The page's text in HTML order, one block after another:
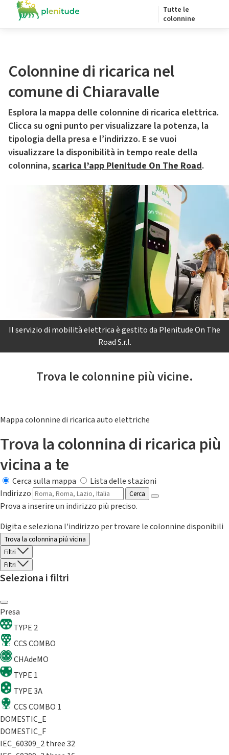
Tutte le
colonnine
Colonnine di ricarica nel
comune di Chiaravalle
Esplora la mappa delle colonnine di ricarica elettrica.
Clicca su ogni punto per visualizzare la potenza, la
tipologia della presa e l’indirizzo. E se vuoi
visualizzare la disponibilità in tempo reale della
colonnina, scarica l’app Plenitude On The Road.
Il servizio di mobilità elettrica è gestito da Plenitude On The
Road S.r.l.
Trova le colonnine più vicine.
Mappa colonnine di ricarica auto elettriche
Trova la colonnina di ricarica più
vicina a te
Cerca sulla mappa
Lista delle stazioni
Indirizzo
Cerca
Prova a inserire un indirizzo più preciso.
Digita e seleziona l'indirizzo per trovare le colonnine disponibili
Trova la colonnina piú vicina
Filtri
Filtri
Seleziona i filtri
Presa
TYPE 2
CCS COMBO
CHAdeMO
TYPE 1
TYPE 3A
CCS COMBO 1
DOMESTIC_E
DOMESTIC_F
IEC_60309_2 three 32